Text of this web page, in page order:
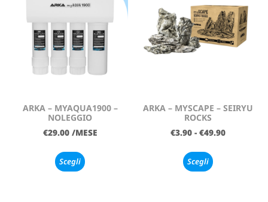
ARKA – MYAQUA1900 –
NOLEGGIO
€29.00 /MESE
Scegli
ARKA – MYSCAPE – SEIRYU
ROCKS
€3.90 - €49.90
Scegli